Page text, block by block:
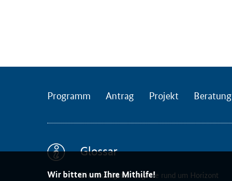
Wir bitten um Ihre Mithilfe!
k
n
e
e
n
z
Programm Antrag Projekt Beratung
Glossar
Die wichtigsten Begriffe rund um Horizont